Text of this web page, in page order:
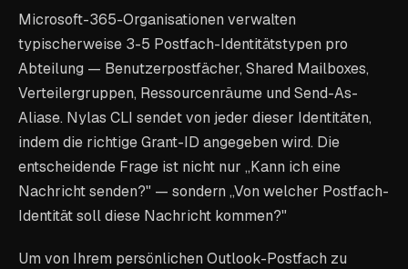
Microsoft-365-Organisationen verwalten
typischerweise 3-5 Postfach-Identitätstypen pro
Abteilung — Benutzerpostfächer, Shared Mailboxes,
Verteilergruppen, Ressourcenräume und Send-As-
Aliase. Nylas CLI sendet von jeder dieser Identitäten,
indem die richtige Grant-ID angegeben wird. Die
entscheidende Frage ist nicht nur „Kann ich eine
Nachricht senden?" — sondern „Von welcher Postfach-
Identität soll diese Nachricht kommen?"
Um von Ihrem persönlichen Outlook-Postfach zu